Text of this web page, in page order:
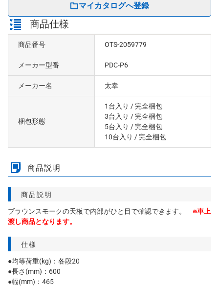
マイカタログへ登録
商品仕様
商品番号 OTS-2059779
メーカー型番 PDC-P6
メーカー名 太幸
梱包形態
1台入り / 完全梱包
3台入り / 完全梱包
5台入り / 完全梱包
10台入り / 完全梱包
商品説明
商品説明
ブラウンスモークの天板で内部がひと目で確認できます。 ※車上
渡し商品となります。
仕様
●均等荷重(kg)：各段20
●長さ(mm)：600
●幅(mm)：465